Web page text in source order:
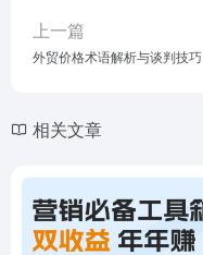
上一篇
外贸价格术语解析与谈判技巧
相关文章